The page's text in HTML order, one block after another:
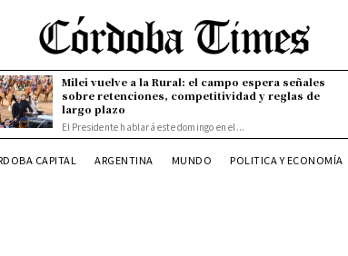
Milei vuelve a la Rural: el campo espera señales
sobre retenciones, competitividad y reglas de
largo plazo
El Presidente hablará este domingo en el...
CAPITAL ARGENTINA MUNDO POLITICA Y ECONOMÍA